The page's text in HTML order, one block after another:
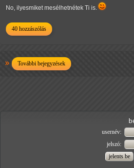
No, ilyesmiket mesélhetnétek Ti is.
40 hozzászólás
További bejegyzések
usernév:
jelszó: